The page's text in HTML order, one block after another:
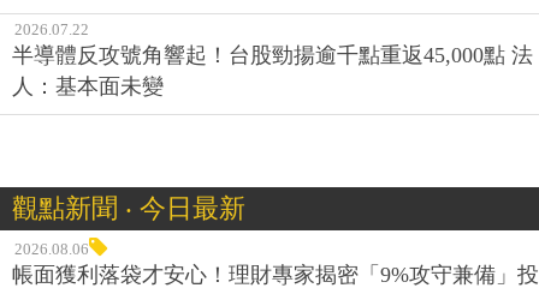
2026.07.22
半導體反攻號角響起！台股勁揚逾千點重返45,000點 法
人：基本面未變
觀點新聞 ‧ 今日最新
2026.08.06
帳面獲利落袋才安心！理財專家揭密「9%攻守兼備」投